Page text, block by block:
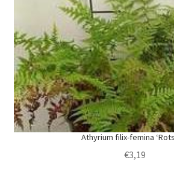
Athyrium filix-femina
€3,19